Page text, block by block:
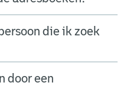
die ik zoek
door een